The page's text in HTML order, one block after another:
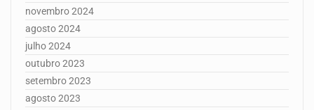
novembro 2024
agosto 2024
julho 2024
outubro 2023
setembro 2023
agosto 2023